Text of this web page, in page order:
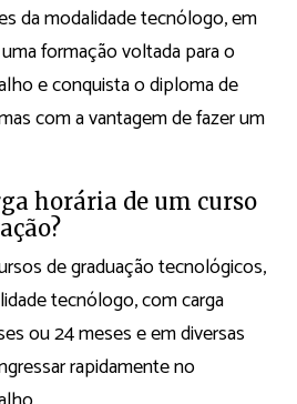
da modalidade tecnólogo, em
formação voltada para o
e conquista o diploma de
com a vantagem de fazer um
horária de um curso
de graduação tecnológicos,
tecnólogo, com carga
ou 24 meses e em diversas
rapidamente no